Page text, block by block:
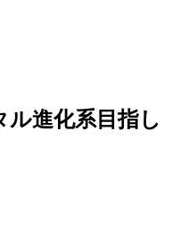
ル進化系目指し